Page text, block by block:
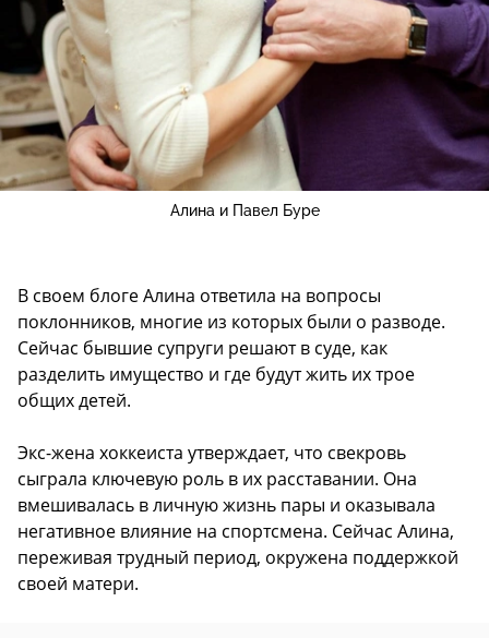
Алина и Павел Буре
В своем блоге Алина ответила на вопросы
поклонников, многие из которых были о разводе.
Сейчас бывшие супруги решают в суде, как
разделить имущество и где будут жить их трое
общих детей.
Экс-жена хоккеиста утверждает, что свекровь
сыграла ключевую роль в их расставании. Она
вмешивалась в личную жизнь пары и оказывала
негативное влияние на спортсмена. Сейчас Алина,
переживая трудный период, окружена поддержкой
своей матери.